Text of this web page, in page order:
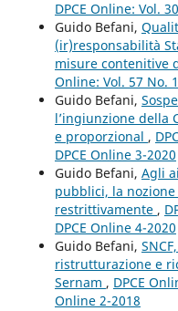
DPCE Online: Vol.
Guido Befani,
(ir)responsabilità
misure contenitive
Online: Vol. 57 No.
Guido Befani,
l’ingiunzione della
e proporzional ,
DPCE Online 3-2020
Guido Befani, Agli
pubblici, la
restrittivamente ,
DPCE Online 4-2020
Guido Befani,
ristrutturazione e
Sernam , DPCE
Online 2-2018